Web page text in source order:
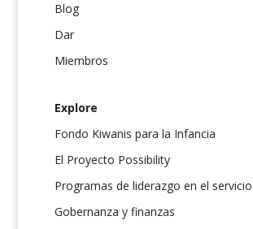
Blog
Dar
Miembros
Explore
Fondo Kiwanis para la Infancia
El Proyecto Possibility
Programas de liderazgo en el servicio
Gobernanza y finanzas